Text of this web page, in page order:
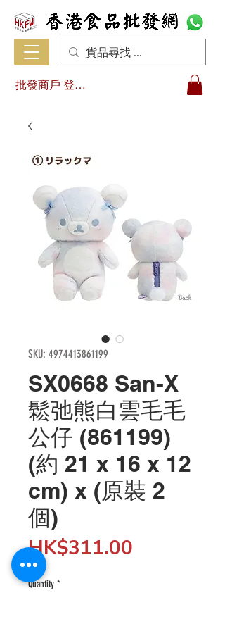
批發商戶 登入/註冊
SKU: 4974413861199
SX0668 San-X
鬆弛熊白雲毛毛
公仔 (861199)
(約 21 x 16 x 12
cm) x (原裝 2
個)
HK$311.00
Quantity *